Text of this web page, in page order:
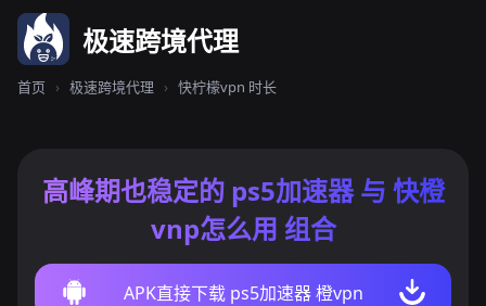
极速跨境代理
首页 › 极速跨境代理 › 快柠檬vpn 时长
高峰期也稳定的 ps5加速器 与 快橙
vnp怎么用 组合
APK直接下载 ps5加速器 橙vpn